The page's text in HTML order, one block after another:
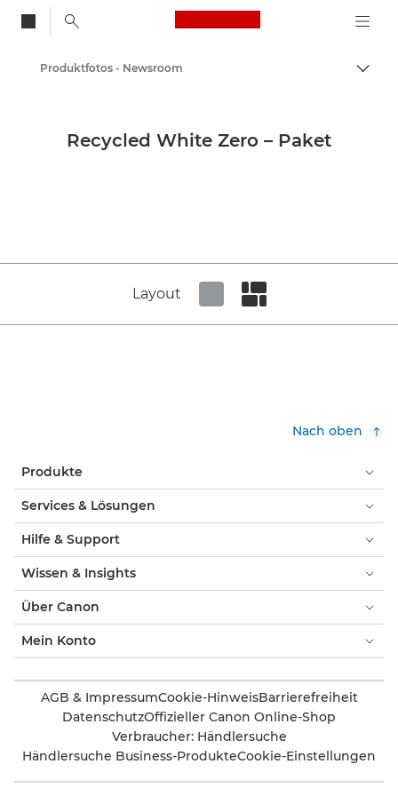
Canon Logo, back
Auf
Newsroom
Produktfotos - Newsroom
Recycled White Zero – Paket
Layout
Nach oben
Produkte
Services & Lösungen
Hilfe & Support
Wissen & Insights
Über Canon
Mein Konto
AGB & ImpressumCookie-HinweisBarrierefreiheit
DatenschutzOffizieller Canon Online-Shop
Verbraucher: Händlersuche
Händlersuche Business-ProdukteCookie-Einstellungen